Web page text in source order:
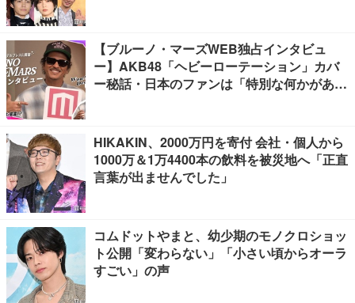
【ブルーノ・マーズWEB独占インタビュ
ー】AKB48「ヘビーローテーション」カバ
ー秘話・日本のファンは「特別な何かがあ
HIKAKIN、2000万円を寄付 会社・個人から
1000万＆1万4400本の飲料を被災地へ「正直
言葉が出ませんでした」
コムドットやまと、幼少期のモノクロショッ
ト公開「変わらない」「小さい頃からオーラ
すごい」の声